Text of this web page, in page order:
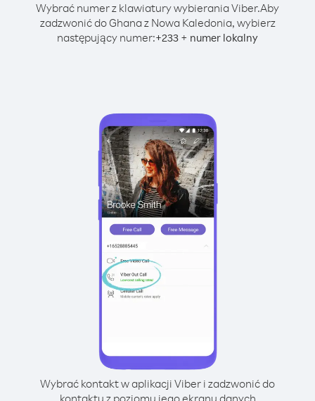
Wybrać numer z klawiatury wybierania Viber.Aby
zadzwonić do Ghana z Nowa Kaledonia, wybierz
następujący numer:+233 + numer lokalny
Wybrać kontakt w aplikacji Viber i zadzwonić do
kontaktu z poziomu jego ekranu danych